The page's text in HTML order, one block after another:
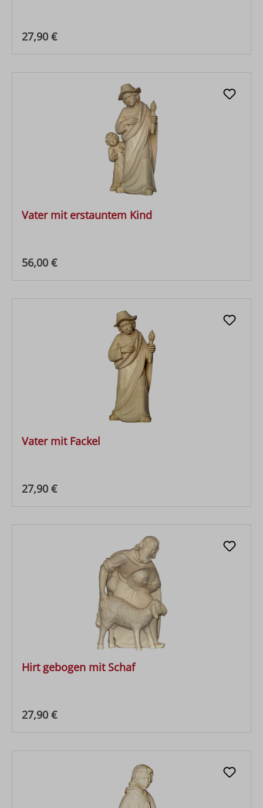
Regulärer Preis:
27,90 €
Vater mit erstauntem Kind
Regulärer Preis:
56,00 €
Vater mit Fackel
Regulärer Preis:
27,90 €
Hirt gebogen mit Schaf
Regulärer Preis:
27,90 €